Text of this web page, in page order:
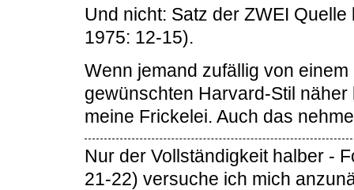
Und nicht: Satz der ZWEI
1975: 12-15).
Wenn jemand zufällig von
gewünschten Harvard-Stil
meine Frickelei. Auch das
Nur der Vollständigkeit halber -
21-22) versuche ich mich